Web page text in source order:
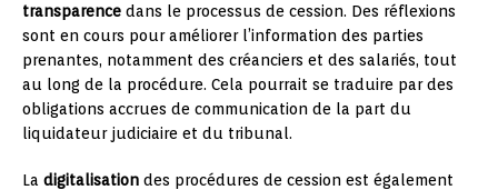
transparence dans le processus de cession. Des réflexions
sont en cours pour améliorer l’information des parties
prenantes, notamment des créanciers et des salariés, tout
au long de la procédure. Cela pourrait se traduire par des
obligations accrues de communication de la part du
liquidateur judiciaire et du tribunal.
La digitalisation des procédures de cession est également